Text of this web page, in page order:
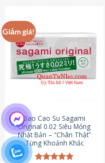
Giảm giá!
Bao Cao Su Sagami
Original 0.02 Siêu Mỏng
Nhật Bản – “Chân Thật”
Từng Khoảnh Khắc